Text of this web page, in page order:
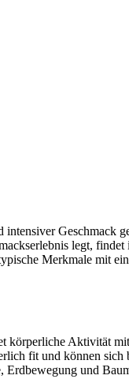
Geschmack
legt,
Merkmale mit
Aktivität
fit und können
und